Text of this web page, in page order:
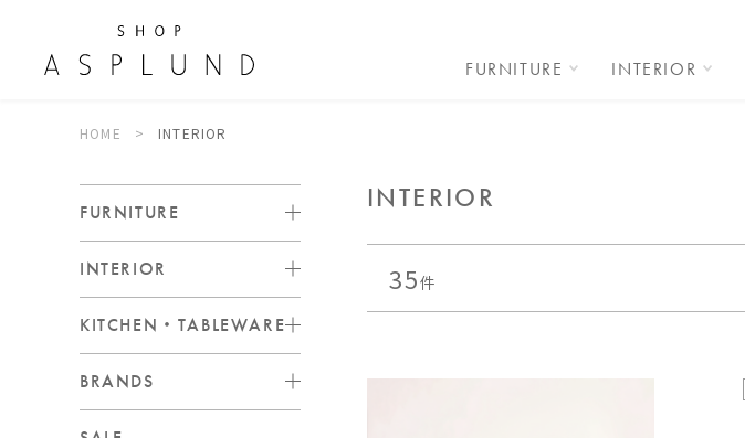
FURNITURE INTERIOR
HOME INTERIOR
INTERIOR
35件
FURNITURE
INTERIOR
KITCHEN・TABLEWARE
BRANDS